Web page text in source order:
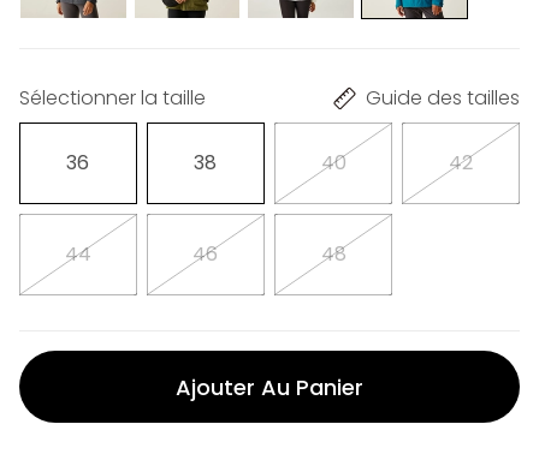
Sélectionner la taille Guide des tailles
36 38 40 42
44 46 48
Ajouter Au Panier